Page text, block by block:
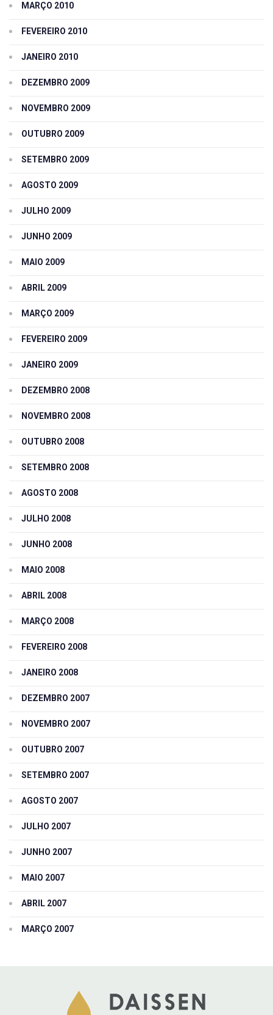
MARÇO 2010
FEVEREIRO 2010
JANEIRO 2010
DEZEMBRO 2009
NOVEMBRO 2009
OUTUBRO 2009
SETEMBRO 2009
AGOSTO 2009
JULHO 2009
JUNHO 2009
MAIO 2009
ABRIL 2009
MARÇO 2009
FEVEREIRO 2009
JANEIRO 2009
DEZEMBRO 2008
NOVEMBRO 2008
OUTUBRO 2008
SETEMBRO 2008
AGOSTO 2008
JULHO 2008
JUNHO 2008
MAIO 2008
ABRIL 2008
MARÇO 2008
FEVEREIRO 2008
JANEIRO 2008
DEZEMBRO 2007
NOVEMBRO 2007
OUTUBRO 2007
SETEMBRO 2007
AGOSTO 2007
JULHO 2007
JUNHO 2007
MAIO 2007
ABRIL 2007
MARÇO 2007